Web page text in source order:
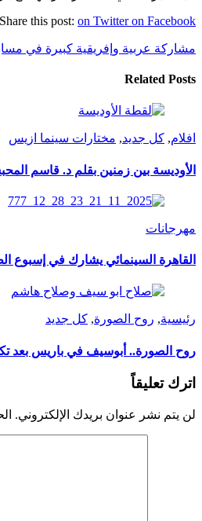
Share this post: on Twitter on Facebook
مشاركة عربية وإفريقية كبيرة في مسابقة
Related Posts
افلام, كل جديد, مختارات سينما ازيس
الأوديسة بين زمنين بقلم د. قاسم
مهرجانات
القاهرة السينمائي يشارك في إسبوع
رئيسية, روح الصورة, كل جديد
روح الصورة.. أبوسيف في باريس بعد
اترك تعليقاً
لن يتم نشر عنوان بريدك الإلكتروني.